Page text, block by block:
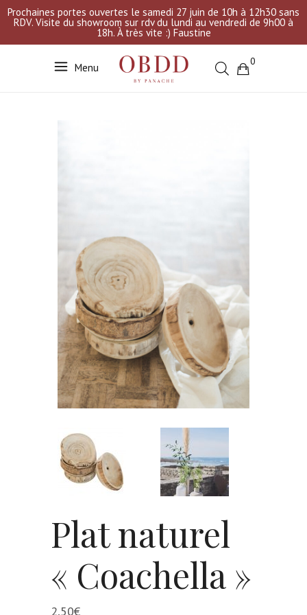
Prochaines portes ouvertes le samedi 27 juin de 10h à 12h30 sans
RDV. Visite du showroom sur rdv du lundi au vendredi de 9h00 à
18h. À très vite :) Faustine
Menu
0
Plat naturel
« Coachella »
2,50€